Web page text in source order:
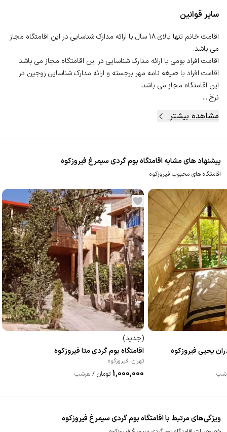
سایر قوانین
اقامت خانم تنها بالای 18 سال با ارائه مدارک شناسایی در این اقامتگاه مجاز
اقامت افراد با صیغه نامه مهر برجسته و ارائه مدارک شناسایی زوجین در
نرخ ...
مشاهده بیشتر
پیشنهاد های مشابه اقامتگاه بوم گردی سیمرغ فیروزکوه
اقامتگاه های محبوب فیروزکوه
یحیی فیروزکوه
(جدید)
اقامتگاه بوم گردی متا فیروزکوه
تهران، فیروزکوه
1,000,000 تومان / هرشب
ویژگی‌های مرتبط با اقامتگاه بوم گردی سیمرغ فیروزکوه